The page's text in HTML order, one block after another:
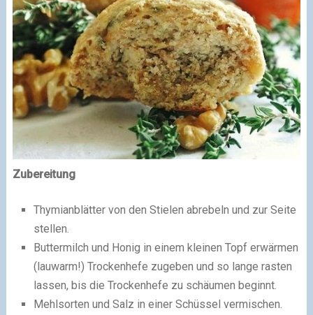
Zubereitung
Thymianblätter von den Stielen abrebeln und zur Seite
stellen.
Buttermilch und Honig in einem kleinen Topf erwärmen
(lauwarm!) Trockenhefe zugeben und so lange rasten
lassen, bis die Trockenhefe zu schäumen beginnt.
Mehlsorten und Salz in einer Schüssel vermischen.